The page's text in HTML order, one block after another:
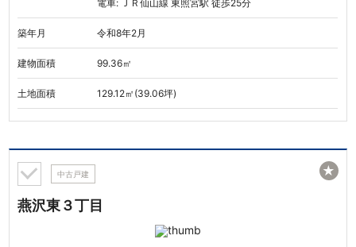
電車: ＪＲ仙山線 東照宮駅 徒歩25分
築年月 令和8年2月
建物面積 99.36㎡
土地面積 129.12㎡(39.06坪)
中古戸建
燕沢東３丁目
★